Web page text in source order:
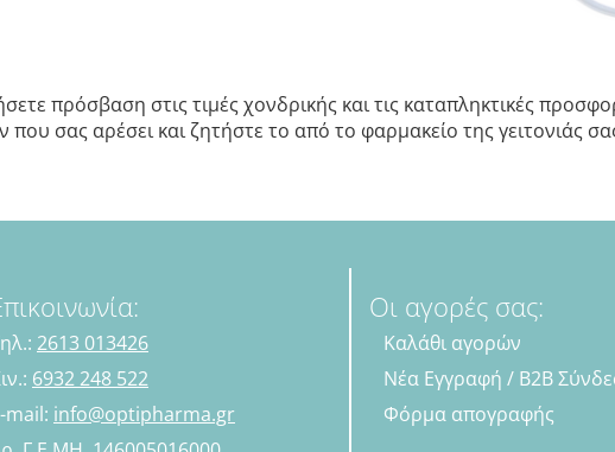
πρόσβαση στις τιμές χονδρικής και τις καταπληκτικές
σας αρέσει και ζητήστε το από το φαρμακείο της γειτονιάς
2613 013426
6932 248 522
mail: info@optipharma.gr
Οι αγορές σας:
Καλάθι αγορών
Νέα Εγγραφή / B2B
Φόρμα απογραφής